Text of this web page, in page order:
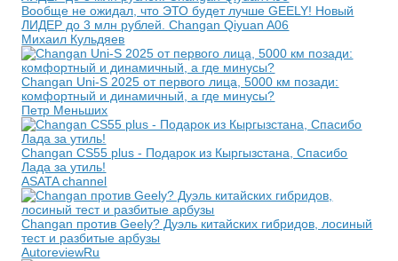
Вообще не ожидал, что ЭТО будет лучше GEELY! Новый
ЛИДЕР до 3 млн рублей. Changan Qiyuan A06
Михаил Кульдяев
Changan Uni-S 2025 от первого лица, 5000 км позади:
комфортный и динамичный, а где минусы?
Петр Меньших
Changan CS55 plus - Подарок из Кыргызстана, Спасибо
Лада за утиль!
ASATA channel
Changan против Geely? Дуэль китайских гибридов, лосиный
тест и разбитые арбузы
AutoreviewRu